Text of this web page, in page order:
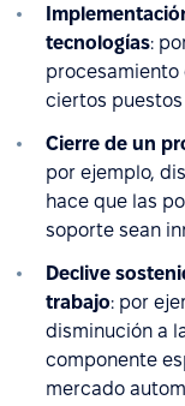
tecnologías:
procesamiento
ciertos puestos
Cierre de un
por ejemplo,
hace que las
soporte sean
Declive
trabajo: por
disminución a
componente
mercado